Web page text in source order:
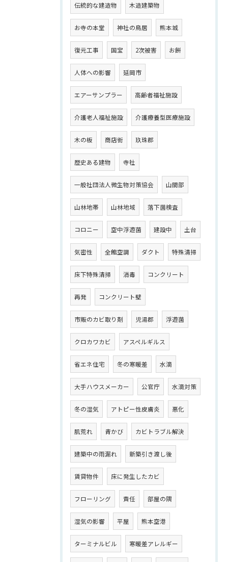
伝統的な建造物 木造建築物
お寺の本堂 神社の鳥居 熊本城
復元工事 国宝 2次被害 お餅
人体への影響 延岡市
エアーサンプラー 高齢者福祉施設
介護老人福祉施設 介護療養型医療施設
木の板 商店街 玖珠郡
歴史ある建物 寺社
一般社団法人微生物対策協会 山間部
山林地帯 山林地域 落下菌検査
コロニー 空中浮遊菌 建設中 土台
気密性 全館空調 ダクト 特殊清掃
床下特殊清掃 消毒 コンクリート
再発 コンクリート壁
市販のカビ取り剤 児湯郡 浮遊菌
クロカワカビ アスペルギルス
省エネ住宅 冬の寒暖差 水滴
大手ハウスメーカー 公官庁 水滴対策
冬の湿気 アトピー性皮膚炎 悪化
肌荒れ 青かび カビトラブル解決
建築中の雨漏れ 新築引き渡し後
賃貸物件 床に発生したカビ
フローリング 責任 部屋の隅
湿気の影響 平屋 熊本空港
ターミナルビル 寒暖差アレルギー